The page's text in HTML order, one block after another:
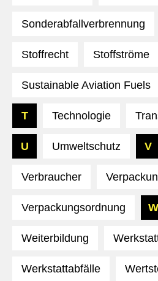
Sonderabfallverbrennung
Stoffrecht Stoffströme
Sustainable Aviation Fuels
T Technologie
U Umweltschutz V
Verbraucher
Verpackungsordnung W
Weiterbildung
Werkstattabfälle